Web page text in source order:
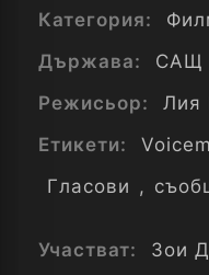
Категория:
Държава:
САЩ
Режисьор:
Лия
Етикети:
Гласови ,
Участват: Зои